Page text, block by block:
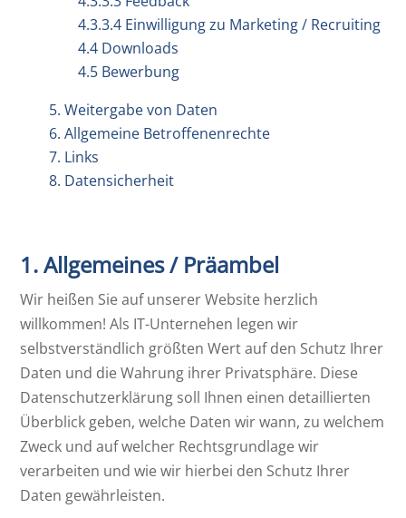
4.3.3.4 Einwilligung zu Marketing / Recruiting
4.4 Downloads
4.5 Bewerbung
5. Weitergabe von Daten
6. Allgemeine Betroffenenrechte
7. Links
8. Datensicherheit
1. Allgemeines / Präambel
Wir heißen Sie auf unserer Website herzlich
willkommen! Als IT-Unternehen legen wir
selbstverständlich größten Wert auf den Schutz Ihrer
Daten und die Wahrung ihrer Privatsphäre. Diese
Datenschutzerklärung soll Ihnen einen detaillierten
Überblick geben, welche Daten wir wann, zu welchem
Zweck und auf welcher Rechtsgrundlage wir
verarbeiten und wie wir hierbei den Schutz Ihrer
Daten gewährleisten.